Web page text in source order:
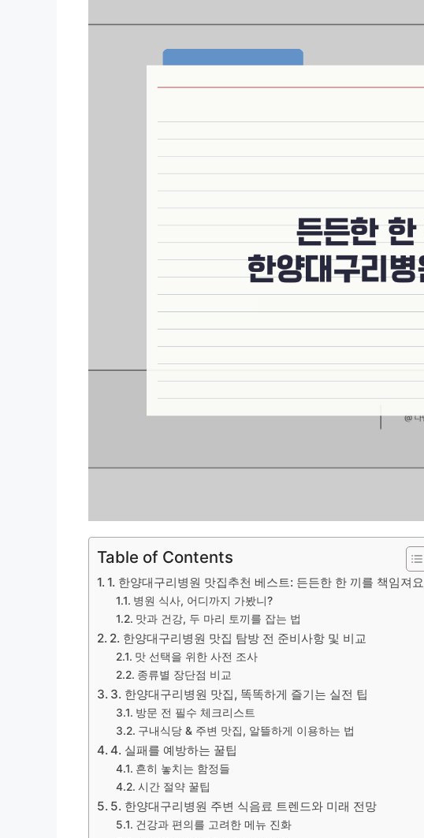
Table of Contents
1. 한양대구리병원 맛집추천 베스트: 든든한 한 끼를 책임져요
병원 식사, 어디까지 가봤니?
맛과 건강, 두 마리 토끼를 잡는 법
2. 한양대구리병원 맛집 탐방 전 준비사항 및 비교
맛 선택을 위한 사전 조사
종류별 장단점 비교
3. 한양대구리병원 맛집, 똑똑하게 즐기는 실전 팁
방문 전 필수 체크리스트
구내식당 & 주변 맛집, 알뜰하게 이용하는 법
4. 실패를 예방하는 꿀팁
흔히 놓치는 함정들
시간 절약 꿀팁
5. 한양대구리병원 주변 식음료 트렌드와 미래 전망
건강과 편의를 고려한 메뉴 진화